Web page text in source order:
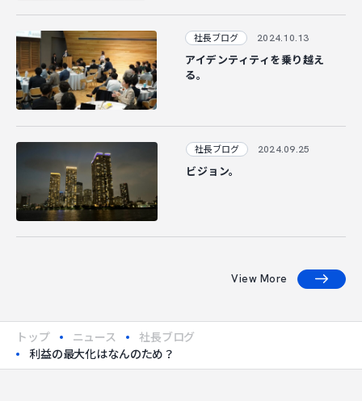
社長ブログ 2024.10.13
アイデンティティを乗り越え
る。
社長ブログ 2024.09.25
ビジョン。
View More
トップ ニュース
社長ブログ
利益の最大化はなんのため？